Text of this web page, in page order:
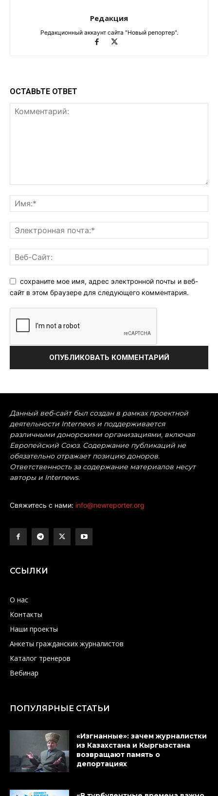
Редакция
Редакционный аккаунт сайта "Новый репортер".
ОСТАВЬТЕ ОТВЕТ
сохраните мое имя, адрес электронной почты и веб-
сайт в этом браузере для следующего комментария.
Данный веб-сайт был создан в рамках проектной
деятельности Internews и поддерживается
различными донорскими организациями, включая
Европейский Союз. Содержание публикаций не
обязательно отражает позицию доноров.
Ответственность за содержание материалов несут
авторы и Internews.
Свяжитесь с нами: info@newreporter.org
ССЫЛКИ
О нас
Контакты
Наши проекты
Анкеты гражданских журналистов
Каталог тренеров
Вебинар
ПОПУЛЯРНЫЕ СТАТЬИ
«Изгнанные»: зачем журналистки
из Казахстана и Кыргызстана
возвращают память о
депортациях